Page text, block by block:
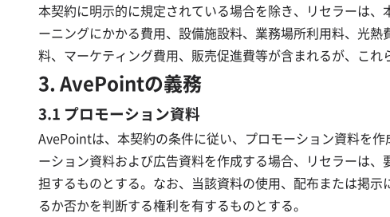
本契約に明示的に規定されている場合を除き、リセラーは
ーニングにかかる費用、設備施設料、業務場所利用料、光
料、マーケティング費用、販売促進費等が含まれるが、これ
3. AvePointの義務
3.1 プロモーション資料
AvePointは、本契約の条件に従い、プロモーション資料を
ーション資料および広告資料を作成する場合、リセラーは
担するものとする。なお、当該資料の使用、配布または掲
るか否かを判断する権利を有するものとする。